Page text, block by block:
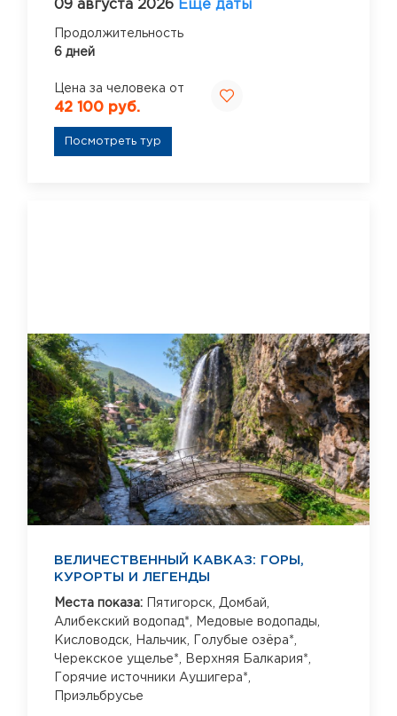
09 августа 2026 Ещё даты
Продолжительность
6 дней
Цена за человека от
42 100 руб.
Посмотреть тур
ВЕЛИЧЕСТВЕННЫЙ КАВКАЗ: ГОРЫ,
КУРОРТЫ И ЛЕГЕНДЫ
Места показа: Пятигорск, Домбай,
Алибекский водопад*,
Медовые водопады,
Кисловодск,
Нальчик,
Голубые озёра*,
Черекское ущелье*,
Верхняя Балкария*,
Горячие источники Аушигера*,
Приэльбрусье